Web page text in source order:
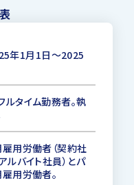
合計
管路施設
年1月1日～2025
タイム勤務者。執
雇用労働者（契約社
ルバイト社員）とパ
用労働者。